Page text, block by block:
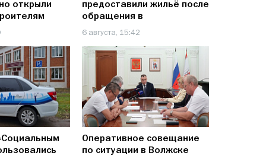
открыли
предоставили жильё после
обращения в
Информационный центр
6 августа, 15:42
Оперативное совещание
по ситуации в Волжске